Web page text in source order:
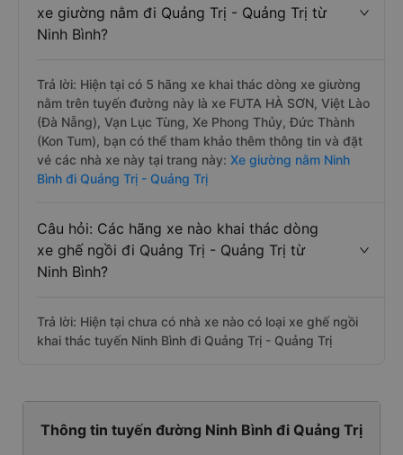
xe giường nằm đi Quảng Trị - Quảng Trị từ
Ninh Bình?
Trả lời: Hiện tại có 5 hãng xe khai thác dòng xe giường
nằm trên tuyến đường này là xe FUTA HÀ SƠN, Việt Lào
(Đà Nẵng), Vạn Lục Tùng, Xe Phong Thủy, Đức Thành
(Kon Tum), bạn có thể tham khảo thêm thông tin và đặt
vé các nhà xe này tại trang này: Xe giường nằm Ninh
Bình đi Quảng Trị - Quảng Trị
Câu hỏi: Các hãng xe nào khai thác dòng
xe ghế ngồi đi Quảng Trị - Quảng Trị từ
Ninh Bình?
Trả lời: Hiện tại chưa có nhà xe nào có loại xe ghế ngồi
khai thác tuyến Ninh Bình đi Quảng Trị - Quảng Trị
Thông tin tuyến đường Ninh Bình đi Quảng Trị